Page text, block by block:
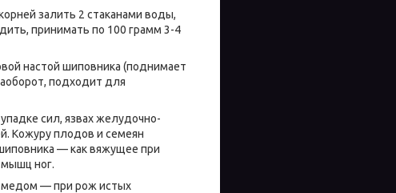
залить 2 стаканами воды,
принимать по 100 грамм 3-4
настой шиповника (поднимает
подходит для
сил, язвах желудочно-
Кожуру плодов и семеян
— как вяжущее при
мышц ног.
медом — при рож истых